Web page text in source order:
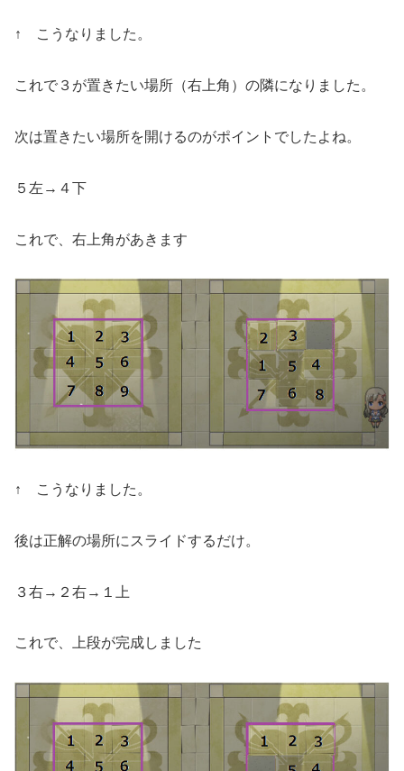
↑ こうなりました。
これで３が置きたい場所（右上角）の隣になりました。
次は置きたい場所を開けるのがポイントでしたよね。
５左→４下
これで、右上角があきます
↑ こうなりました。
後は正解の場所にスライドするだけ。
３右→２右→１上
これで、上段が完成しました